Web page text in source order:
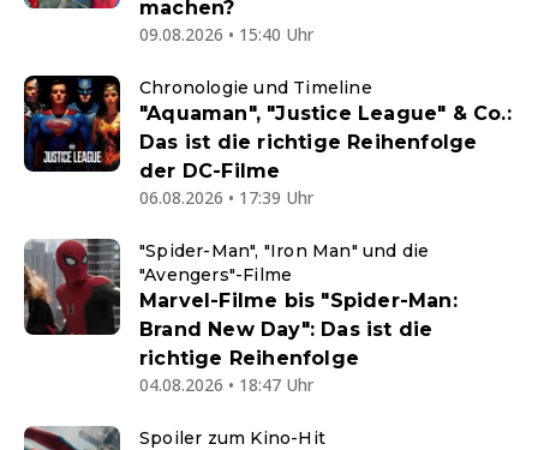
machen?
09.08.2026 • 15:40 Uhr
Chronologie und Timeline
"Aquaman", "Justice League" & Co.:
Das ist die richtige Reihenfolge
der DC-Filme
06.08.2026 • 17:39 Uhr
"Spider-Man", "Iron Man" und die
"Avengers"-Filme
Marvel-Filme bis "Spider-Man:
Brand New Day": Das ist die
richtige Reihenfolge
04.08.2026 • 18:47 Uhr
Spoiler zum Kino-Hit